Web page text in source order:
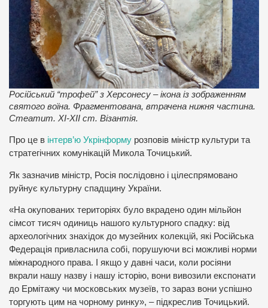
Російський “трофей” з Херсонесу – ікона із зображенням
святого воїна. Фрагментована, втрачена нижня частина.
Стеатит. XI-XII ст. Візантія.
Про це в інтерв’ю Укрінформу розповів міністр культури та
стратегічних комунікацій Микола Точицький.
Як зазначив міністр, Росія послідовно і цілеспрямовано
руйнує культурну спадщину України.
«На окупованих територіях було вкрадено один мільйон
сімсот тисяч одиниць нашого культурного спадку: від
археологічних знахідок до музейних колекцій, які Російська
Федерація привласнила собі, порушуючи всі можливі норми
міжнародного права. І якщо у давні часи, коли росіяни
вкрали нашу назву і нашу історію, вони вивозили експонати
до Ермітажу чи московських музеїв, то зараз вони успішно
торгують цим на чорному ринку», – підкреслив Точицький.